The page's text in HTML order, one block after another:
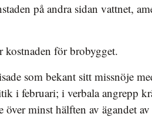
på andra sidan vattnet,
kostnaden för brobygget.
som bekant sitt missnöje
i februari; i verbala angrepp
över minst hälften av ägandet